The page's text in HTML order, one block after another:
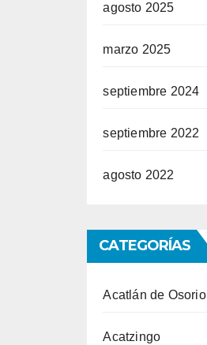
agosto 2025
marzo 2025
septiembre 2024
septiembre 2022
agosto 2022
CATEGORÍAS
Acatlán de Osorio
Acatzingo